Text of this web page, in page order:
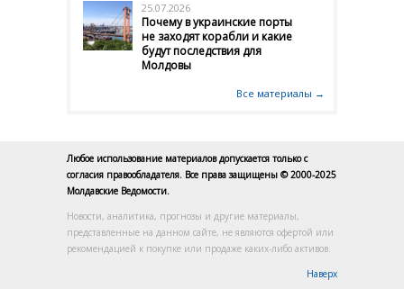
25.07.2026
Почему в украинские порты
не заходят корабли и какие
будут последствия для
Молдовы
Все материалы →
Любое использование материалов допускается только с
согласия правообладателя. Все права защищены © 2000-2025
Молдавские Ведомости.
Новости, аналитика, прогнозы и другие материалы,
представленные на данном сайте, не являются офертой или
рекомендацией к покупке или продаже каких-либо активов.
Наверх